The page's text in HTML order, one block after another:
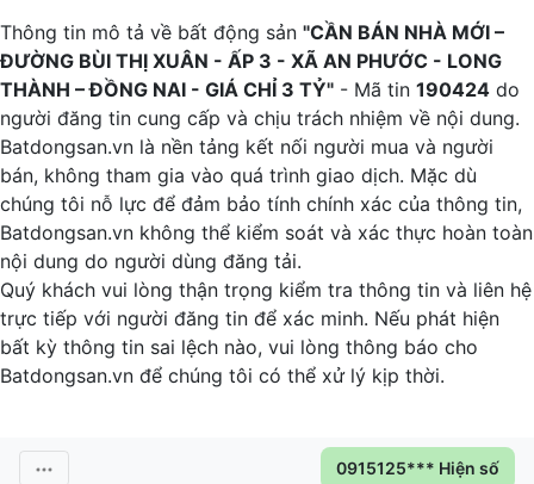
Thông tin mô tả về bất động sản "CẦN BÁN NHÀ MỚI –
ĐƯỜNG BÙI THỊ XUÂN - ẤP 3 - XÃ AN PHƯỚC - LONG
THÀNH – ĐỒNG NAI - GIÁ CHỈ 3 TỶ" - Mã tin 190424 do
người đăng tin cung cấp và chịu trách nhiệm về nội dung.
Batdongsan.vn là nền tảng kết nối người mua và người
bán, không tham gia vào quá trình giao dịch. Mặc dù
chúng tôi nỗ lực để đảm bảo tính chính xác của thông tin,
Batdongsan.vn không thể kiểm soát và xác thực hoàn toàn
nội dung do người dùng đăng tải.
Quý khách vui lòng thận trọng kiểm tra thông tin và liên hệ
trực tiếp với người đăng tin để xác minh. Nếu phát hiện
bất kỳ thông tin sai lệch nào, vui lòng thông báo cho
Batdongsan.vn để chúng tôi có thể xử lý kịp thời.
0915125*** Hiện số